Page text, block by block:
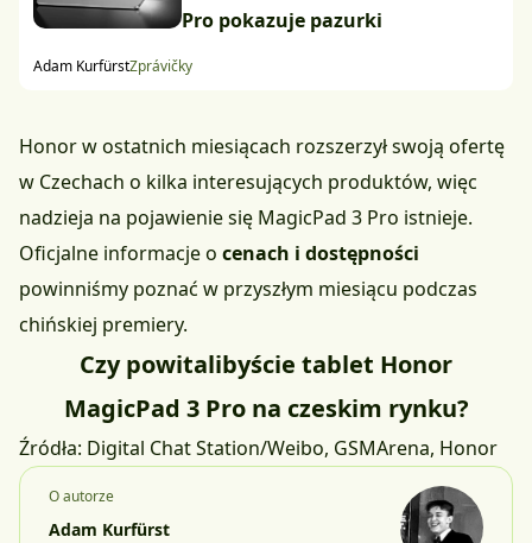
Pro pokazuje pazurki
Adam KurfürstZprávičky
Honor w ostatnich miesiącach rozszerzył swoją ofertę
w Czechach o kilka interesujących produktów, więc
nadzieja na pojawienie się MagicPad 3 Pro istnieje.
Oficjalne informacje o cenach i dostępności
powinniśmy poznać w przyszłym miesiącu podczas
chińskiej premiery.
Czy powitalibyście tablet Honor
MagicPad 3 Pro na czeskim rynku?
Źródła: Digital Chat Station/Weibo, GSMArena, Honor
O autorze
Adam Kurfürst